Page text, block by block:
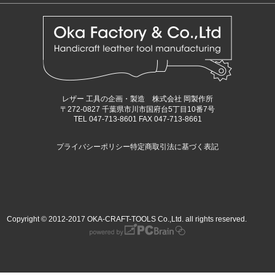
レザー 工具の企画・製造 株式会社 岡製作所
〒272-0827 千葉県市川市国府台5丁目10番7号
TEL 047-713-8601 FAX 047-713-8661
プライバシーポリシー特定商取引法に基づく表記
Copyright © 2012-2017 OKA-CRAFT-TOOLS Co.,Ltd. all rights reserved.